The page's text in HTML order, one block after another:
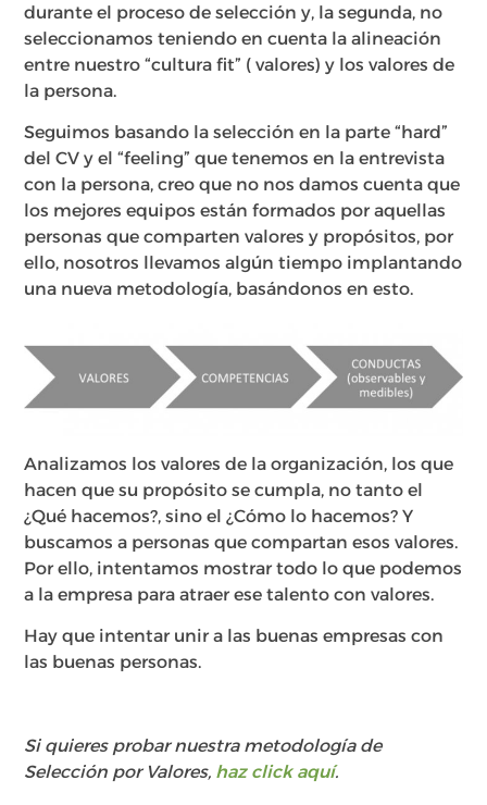
durante el proceso de selección y, la segunda, no
seleccionamos teniendo en cuenta la alineación
entre nuestro “cultura fit” ( valores) y los valores de
la persona.
Seguimos basando la selección en la parte “hard”
del CV y el “feeling” que tenemos en la entrevista
con la persona, creo que no nos damos cuenta que
los mejores equipos están formados por aquellas
personas que comparten valores y propósitos, por
ello, nosotros llevamos algún tiempo implantando
una nueva metodología, basándonos en esto.
Analizamos los valores de la organización, los que
hacen que su propósito se cumpla, no tanto el
¿Qué hacemos?, sino el ¿Cómo lo hacemos? Y
buscamos a personas que compartan esos valores.
Por ello, intentamos mostrar todo lo que podemos
a la empresa para atraer ese talento con valores.
Hay que intentar unir a las buenas empresas con
las buenas personas.
Si quieres probar nuestra metodología de
Selección por Valores, haz click aquí.